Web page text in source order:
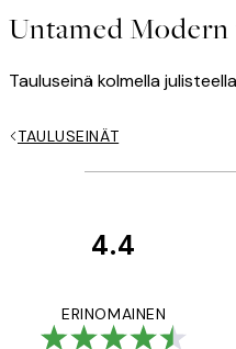
Untamed Modern
Tauluseinä kolmella
TAULUSEINÄT
4.4
ERINOMAINEN